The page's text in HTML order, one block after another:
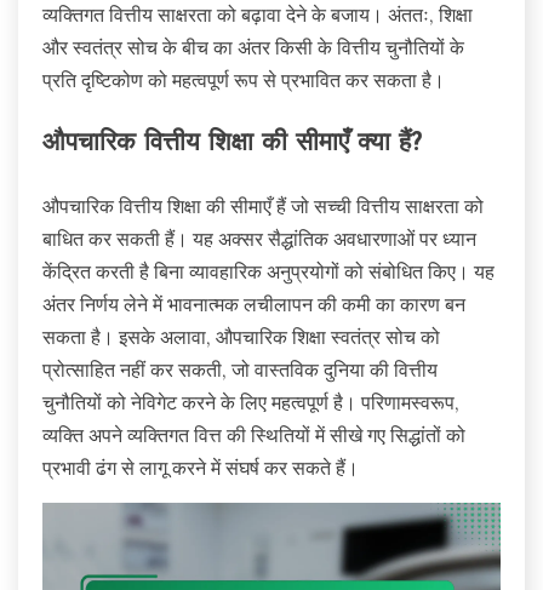
व्यक्तिगत वित्तीय साक्षरता को बढ़ावा देने के बजाय। अंततः, शिक्षा
और स्वतंत्र सोच के बीच का अंतर किसी के वित्तीय चुनौतियों के
प्रति दृष्टिकोण को महत्वपूर्ण रूप से प्रभावित कर सकता है।
औपचारिक वित्तीय शिक्षा की सीमाएँ क्या हैं?
औपचारिक वित्तीय शिक्षा की सीमाएँ हैं जो सच्ची वित्तीय साक्षरता को
बाधित कर सकती हैं। यह अक्सर सैद्धांतिक अवधारणाओं पर ध्यान
केंद्रित करती है बिना व्यावहारिक अनुप्रयोगों को संबोधित किए। यह
अंतर निर्णय लेने में भावनात्मक लचीलापन की कमी का कारण बन
सकता है। इसके अलावा, औपचारिक शिक्षा स्वतंत्र सोच को
प्रोत्साहित नहीं कर सकती, जो वास्तविक दुनिया की वित्तीय
चुनौतियों को नेविगेट करने के लिए महत्वपूर्ण है। परिणामस्वरूप,
व्यक्ति अपने व्यक्तिगत वित्त की स्थितियों में सीखे गए सिद्धांतों को
प्रभावी ढंग से लागू करने में संघर्ष कर सकते हैं।